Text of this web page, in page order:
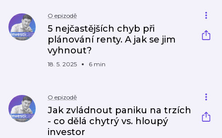
O epizodě
5 nejčastějších chyb při
plánování renty. A jak se jim
vyhnout?
18. 5. 2025 6 min
O epizodě
Jak zvládnout paniku na trzích
- co dělá chytrý vs. hloupý
investor